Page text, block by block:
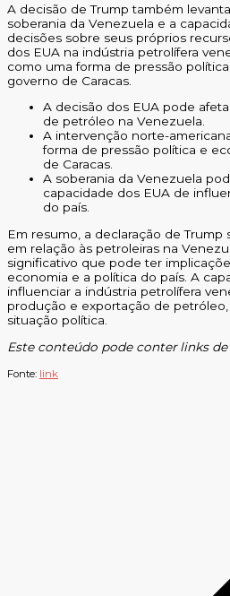
A decisão de Trump também
soberania da Venezuela e a
decisões sobre seus próprios
dos EUA na indústria petrolífera
como uma forma de pressão
governo de Caracas.
A decisão dos EUA pode
de petróleo na Venezuela.
A intervenção norte-
forma de pressão política e
de Caracas.
A soberania da Venezuela
capacidade dos EUA de
do país.
Em resumo, a declaração de Trump
em relação às petroleiras na
significativo que pode ter
economia e a política do país. A
influenciar a indústria petrolífera
produção e exportação de
situação política.
Este conteúdo pode conter links de
Fonte: link